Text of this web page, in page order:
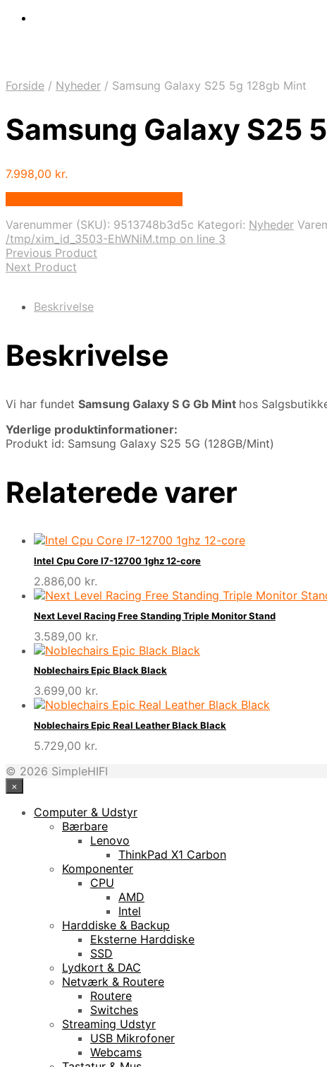
Forside / Nyheder / Samsung Galaxy S25 5g 128gb Mint
Samsung Galaxy S25
7.998,00 kr.
Varenummer (SKU): 9513748b3d5c Kategori: Nyheder
/tmp/xim_id_3503-EhWNiM.tmp on line 3
Previous Product
Next Product
Beskrivelse
Beskrivelse
Vi har fundet Samsung Galaxy S G Gb Mint hos
Yderlige produktinformationer:
Produkt id: Samsung Galaxy S25 5G (128GB/Mint)
Relaterede varer
Intel Cpu Core I7-12700 1ghz 12-core
2.886,00 kr.
Next Level Racing Free Standing Triple Monitor Stand
3.589,00 kr.
Noblechairs Epic Black Black
3.699,00 kr.
Noblechairs Epic Real Leather Black Black
5.729,00 kr.
© 2026 SimpleHIFI
×
Computer & Udstyr
Bærbare
Lenovo
ThinkPad X1 Carbon
Komponenter
CPU
AMD
Intel
Harddiske & Backup
Eksterne Harddiske
SSD
Lydkort & DAC
Netværk & Routere
Routere
Switches
Streaming Udstyr
USB Mikrofoner
Webcams